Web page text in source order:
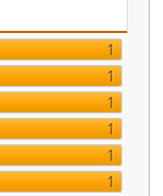
1
1
1
1
1
1